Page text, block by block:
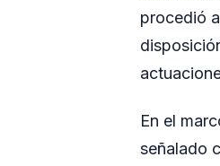
procedió
En el
señalado